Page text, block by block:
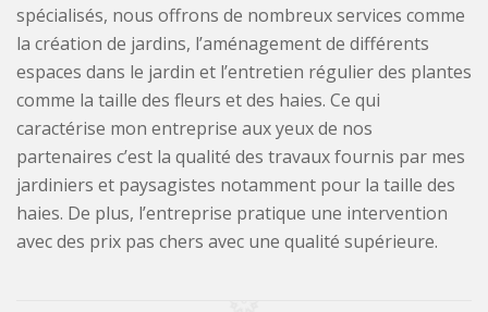
spécialisés, nous offrons de nombreux services comme
la création de jardins, l’aménagement de différents
espaces dans le jardin et l’entretien régulier des plantes
comme la taille des fleurs et des haies. Ce qui
caractérise mon entreprise aux yeux de nos
partenaires c’est la qualité des travaux fournis par mes
jardiniers et paysagistes notamment pour la taille des
haies. De plus, l’entreprise pratique une intervention
avec des prix pas chers avec une qualité supérieure.